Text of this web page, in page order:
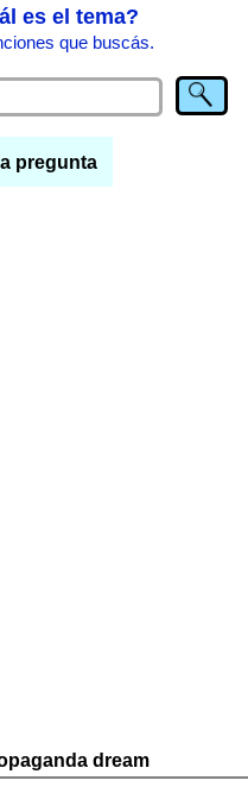
es el tema?
que buscás.
pregunta
dream